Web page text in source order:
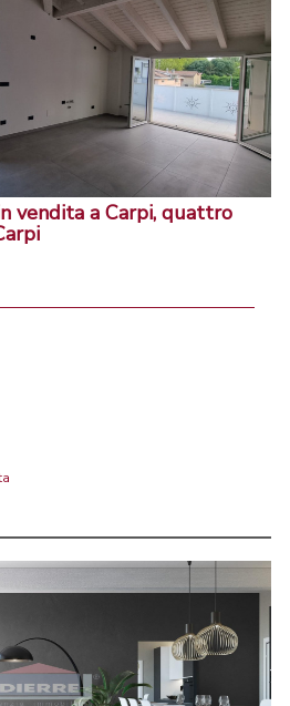
vendita a Carpi, quattro